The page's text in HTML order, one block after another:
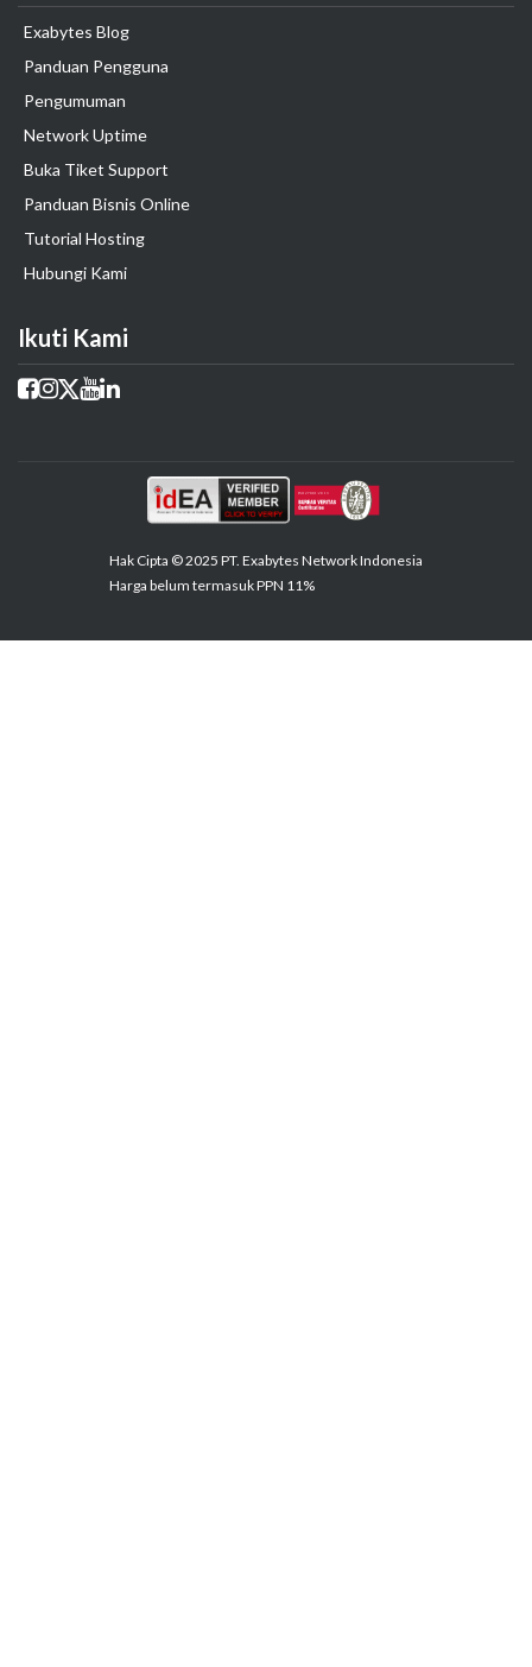
Exabytes Blog
Panduan Pengguna
Pengumuman
Network Uptime
Buka Tiket Support
Panduan Bisnis Online
Tutorial Hosting
Hubungi Kami
Ikuti Kami
Hak Cipta © 2025 PT. Exabytes Network Indonesia
Harga belum termasuk PPN 11%